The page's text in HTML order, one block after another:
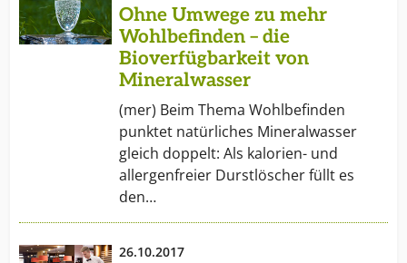
Ohne Umwege zu mehr
Wohlbefinden – die
Bioverfügbarkeit von
Mineralwasser
(mer) Beim Thema Wohlbefinden
punktet natürliches Mineralwasser
gleich doppelt: Als kalorien- und
allergenfreier Durstlöscher füllt es
den…
26.10.2017